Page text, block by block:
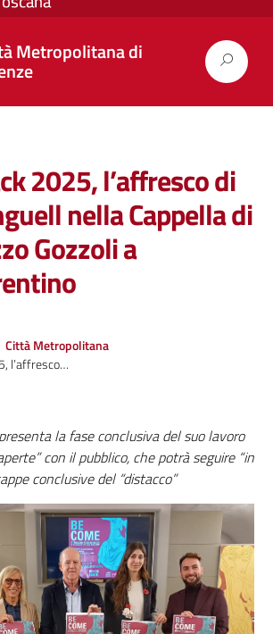
Metropolitana di
2025, l’affresco di
nella Cappella di
Gozzoli a
Città Metropolitana
via Benozzo Gozzoli a Castelfiorentino
la fase conclusiva del suo lavoro
con il pubblico, che potrà seguire “in
conclusive del “distacco”